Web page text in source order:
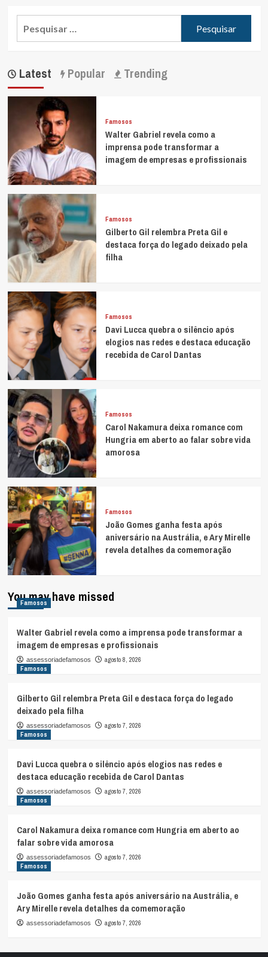
Latest Popular Trending
Famosos
Walter Gabriel revela como a
imprensa pode transformar a
imagem de empresas e profissionais
Famosos
Gilberto Gil relembra Preta Gil e
destaca força do legado deixado pela
filha
Famosos
Davi Lucca quebra o silêncio após
elogios nas redes e destaca educação
recebida de Carol Dantas
Famosos
Carol Nakamura deixa romance com
Hungria em aberto ao falar sobre vida
amorosa
Famosos
João Gomes ganha festa após
aniversário na Austrália, e Ary Mirelle
revela detalhes da comemoração
You may have missed
Famosos
Walter Gabriel revela como a imprensa pode transformar a
imagem de empresas e profissionais
assessoriadefamosos
agosto 8, 2026
Famosos
Gilberto Gil relembra Preta Gil e destaca força do legado
deixado pela filha
assessoriadefamosos
agosto 7, 2026
Famosos
Davi Lucca quebra o silêncio após elogios nas redes e
destaca educação recebida de Carol Dantas
assessoriadefamosos
agosto 7, 2026
Famosos
Carol Nakamura deixa romance com Hungria em aberto ao
falar sobre vida amorosa
assessoriadefamosos
agosto 7, 2026
Famosos
João Gomes ganha festa após aniversário na Austrália, e
Ary Mirelle revela detalhes da comemoração
assessoriadefamosos agosto 7, 2026